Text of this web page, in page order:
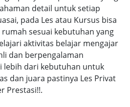
detail untuk setiap
pada Les atau Kursus bisa
sesuai kebutuhan yang
aktivitas belajar mengajar
dan berpengalaman
lebih dari kebutuhan untuk
dan juara pastinya Les Privat
Prestasi!!.